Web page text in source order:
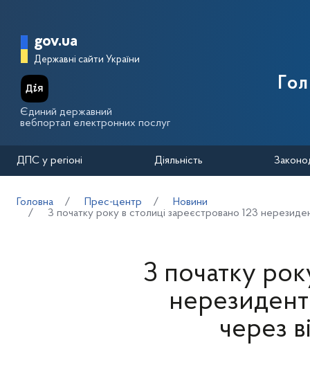
Головна сторінка Державної
gov.ua
Державні сайти України
Єдиний державний
вебпортал електронних послуг
ДПС у регіоні Діяльність
Головна Прес-центр
Новини
З початку року в столиці зареєстровано 123
З початку
через